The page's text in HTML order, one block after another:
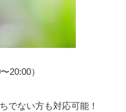
20:00）
でない方も対応可能！